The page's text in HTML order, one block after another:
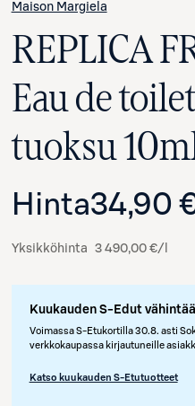
Maison Margiela
REPLICA
Eau de
tuoksu
Hinta34,90
Yksikköhinta 3 490,00 €/l
Kuukauden S-Edut
Voimassa S-Etukortilla 30.8. asti
verkkokaupassa kirjautuneille
Katso kuukauden S-Etutuotteet